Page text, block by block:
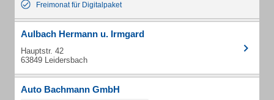
Freimonat für Digitalpaket
Aulbach Hermann u. Irmgard
Hauptstr. 42
63849 Leidersbach
Auto Bachmann GmbH